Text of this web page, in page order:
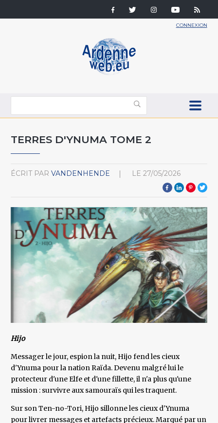
CONNEXION
TERRES D'YNUMA TOME 2
ÉCRIT PAR VANDENHENDE LE 27/05/2026
Hijo
Messager le jour, espion la nuit, Hijo fend les cieux
d'Ynuma pour la nation Raïda. Devenu malgré lui le
protecteur d'une Elfe et d'une fillette, il n'a plus qu'une
mission : survivre aux samouraïs qui les traquent.
Sur son Ten-no-Tori, Hijo sillonne les cieux d'Ynuma
pour livrer messages et artefacts précieux. Marqué par un